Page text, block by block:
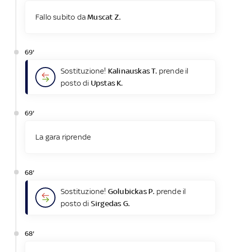
Fallo subito daMuscat Z.
69'
Sostituzione! Kalinauskas T. prende il
posto di Upstas K.
69'
La gara riprende
68'
Sostituzione! Golubickas P. prende il
posto di Sirgedas G.
68'